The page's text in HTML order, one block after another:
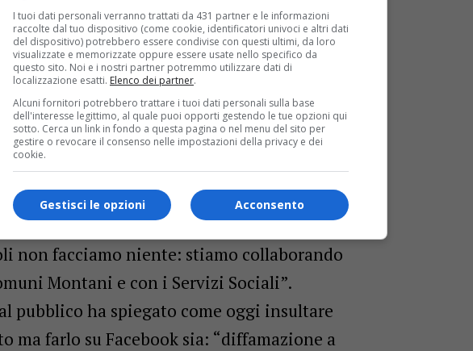
è sempre legittima e sono aumentate
da quattro a sette anni, ma sottolineo
mano armata sono dei professionisti e
è peregrina. La sicurezza la deve
affidata ai cittadini”.
ha aperto il dialogo con il pubblico.
perché: “Noi siamo un posto tranquillo in
Il Maresciallo ha sottolineato l’importanza
non facciamo niente: stiamo collaborando
Montani e con i Servizi Sociali”.
pubblico ha spiegato come oggi insultare
ma farlo su Facebook sia: “diffamazione a
I tuoi dati personali verranno trattati da 431 partner e le informazioni
raccolte dal tuo dispositivo (come cookie, identificatori univoci e altri dati
del dispositivo) potrebbero essere condivise con questi ultimi, da loro
visualizzate e memorizzate oppure essere usate nello specifico da
questo sito. Noi e i nostri partner potremmo utilizzare dati di
localizzazione esatti. Elenco dei partner.
Alcuni fornitori potrebbero trattare i tuoi dati personali sulla base
dell'interesse legittimo, al quale puoi opporti gestendo le tue opzioni qui
sotto. Cerca un link in fondo a questa pagina o nel menu del sito per
gestire o revocare il consenso nelle impostazioni della privacy e dei
cookie.
Acconsento
Gestisci le opzioni